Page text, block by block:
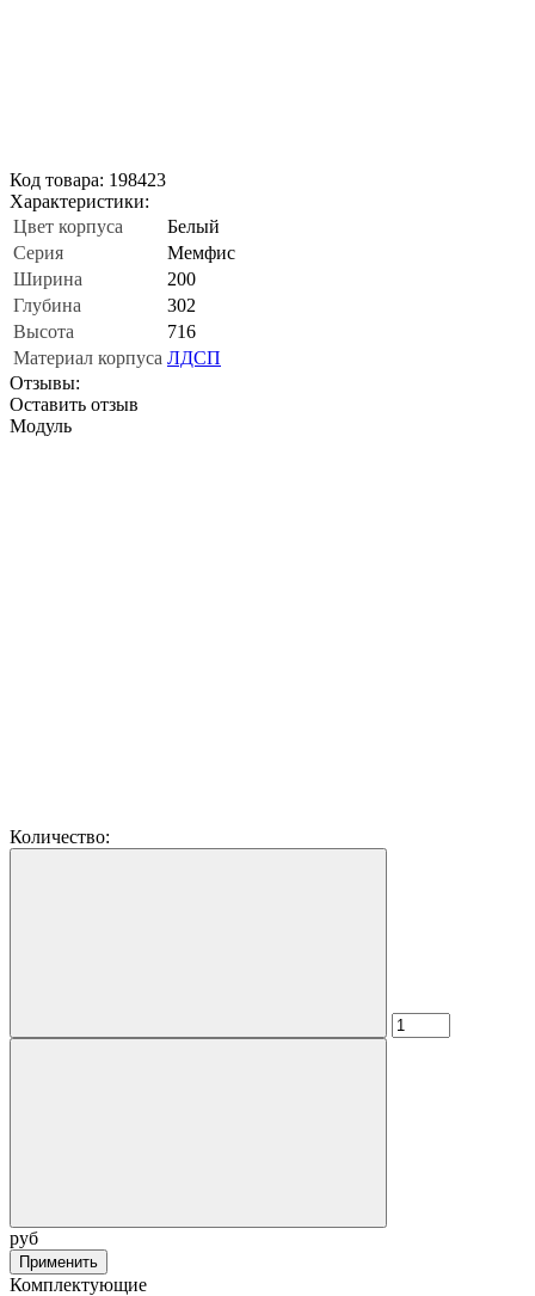
Код товара: 198423
Характеристики:
Цвет корпуса
Белый
Серия
Мемфис
Ширина
200
Глубина
302
Высота
716
Материал корпуса ЛДСП
Отзывы:
Оставить отзыв
Модуль
Количество:
руб
Применить
Комплектующие